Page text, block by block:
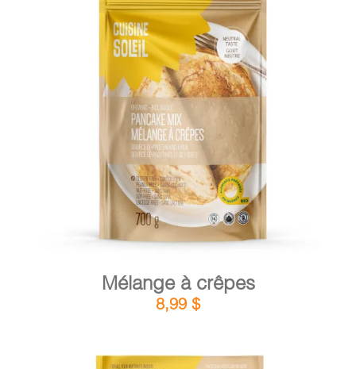
PANIER
AJOUTER AU PANIER
Mélange à crêpes
8,99 $